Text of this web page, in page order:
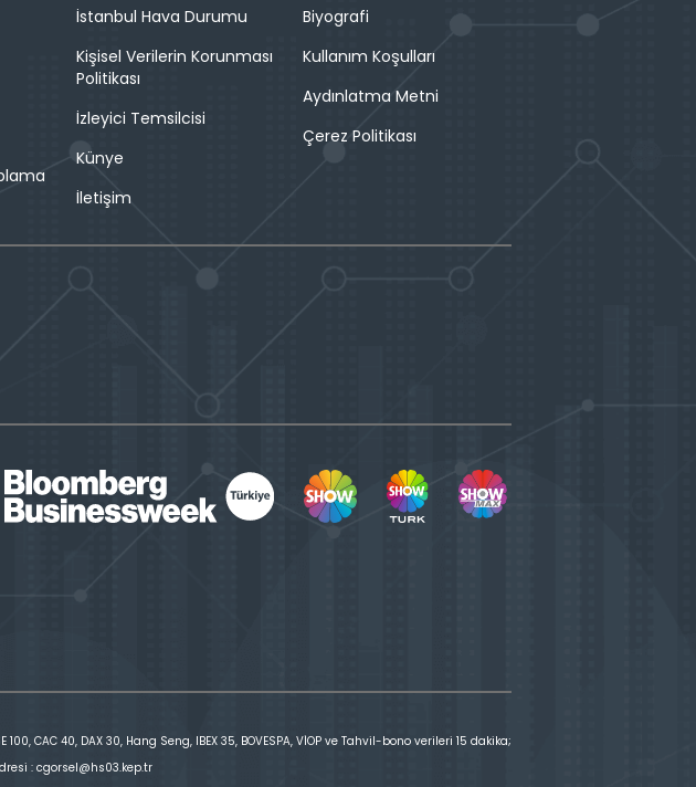
İstanbul Hava Durumu
Kişisel Verilerin Korunması
Politikası
İzleyici Temsilcisi
Künye
İletişim
Biyografi
Kullanım Koşulları
Aydınlatma Metni
Çerez Politikası
CAC 40, DAX 30, Hang Seng, IBEX 35, BOVESPA, VİOP ve Tahvil-bono verileri 15 dakika;
: cgorsel@hs03.kep.tr